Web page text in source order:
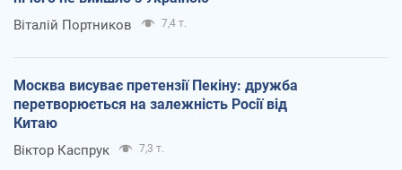
Віталій Портников 7,4 т.
Москва висуває претензії Пекіну: дружба
перетворюється на залежність Росії від
Китаю
Віктор Каспрук 7,3 т.